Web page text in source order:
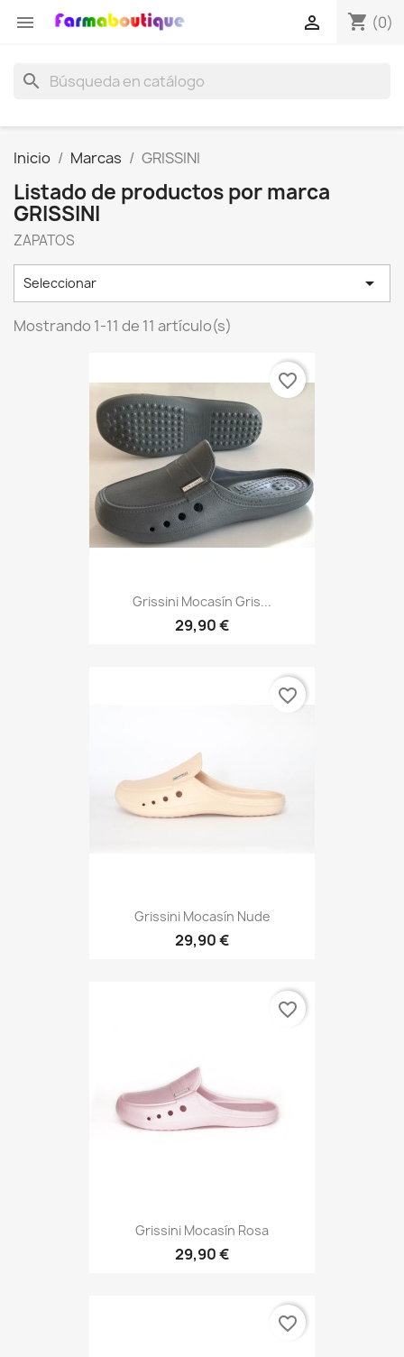
 shopping_cart (0)

search
Inicio Marcas GRISSINI
Listado de productos por marca
GRISSINI
ZAPATOS
Seleccionar 
Mostrando 1-11 de 11 artículo(s)
Grissini Mocasín Gris...
29,90 €
favorite_border
Grissini Mocasín Nude
29,90 €
favorite_border
Grissini Mocasín Rosa
29,90 €
favorite_border
favorite_border